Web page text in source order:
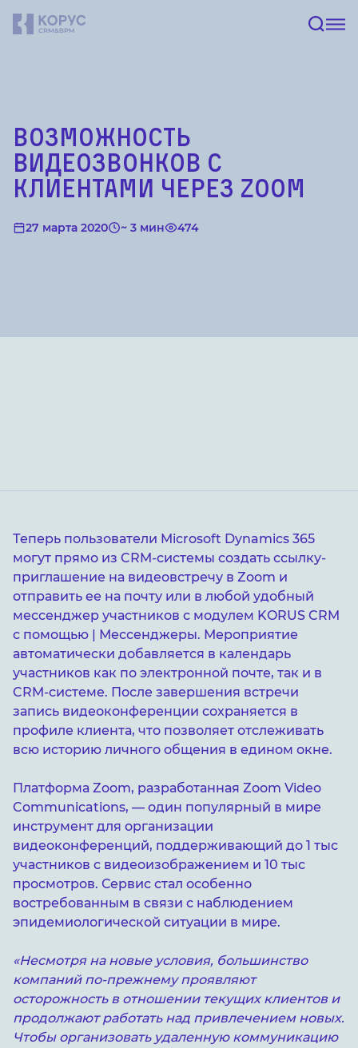
Возможность
видеозвонков с
клиентами через Zoom
27 марта 2020 ~ 3 мин 474
Теперь пользователи Microsoft Dynamics 365
могут прямо из CRM-системы создать ссылку-
приглашение на видеовстречу в Zoom и
отправить ее на почту или в любой удобный
мессенджер участников с модулем KORUS CRM
с помощью | Мессенджеры. Мероприятие
автоматически добавляется в календарь
участников как по электронной почте, так и в
CRM-системе. После завершения встречи
запись видеоконференции сохраняется в
профиле клиента, что позволяет отслеживать
всю историю личного общения в едином окне.
Платформа Zoom, разработанная Zoom Video
Communications, — один популярный в мире
инструмент для организации
видеоконференций, поддерживающий до 1 тыс
участников с видеоизображением и 10 тыс
просмотров. Сервис стал особенно
востребованным в связи с наблюдением
эпидемиологической ситуации в мире.
«Несмотря на новые условия, большинство
компаний по-прежнему проявляют
осторожность в отношении текущих клиентов и
продолжают работать над привлечением новых.
Чтобы организовать удаленную коммуникацию